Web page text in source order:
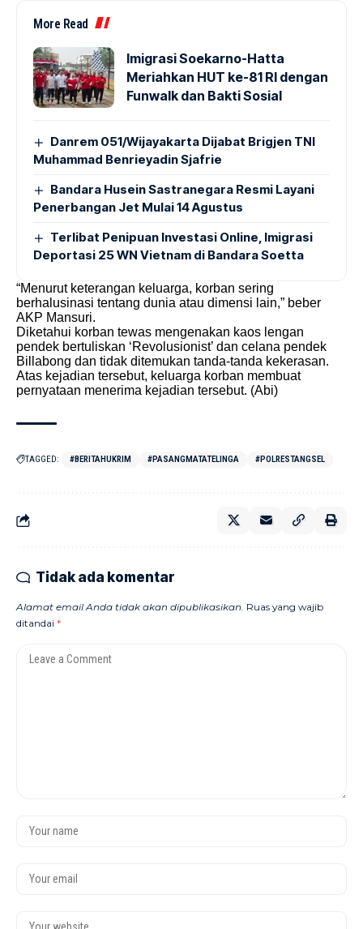
More Read
Imigrasi Soekarno-Hatta
Meriahkan HUT ke-81 RI dengan
Funwalk dan Bakti Sosial
Danrem 051/Wijayakarta Dijabat Brigjen TNI
Muhammad Benrieyadin Sjafrie
Bandara Husein Sastranegara Resmi Layani
Penerbangan Jet Mulai 14 Agustus
Terlibat Penipuan Investasi Online, Imigrasi
Deportasi 25 WN Vietnam di Bandara Soetta
“Menurut keterangan keluarga, korban sering
berhalusinasi tentang dunia atau dimensi lain,” beber
AKP Mansuri.
Diketahui korban tewas mengenakan kaos lengan
pendek bertuliskan ‘Revolusionist’ dan celana pendek
Billabong dan tidak ditemukan tanda-tanda kekerasan.
Atas kejadian tersebut, keluarga korban membuat
pernyataan menerima kejadian tersebut. (Abi)
TAGGED: #BERITAHUKRIM #PASANGMATATELINGA #POLRESTANGSEL
Tidak ada komentar
Alamat email Anda tidak akan dipublikasikan. Ruas yang wajib
ditandai *